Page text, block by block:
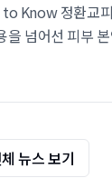
Know 정환교
을 넘어선 피부
적인 시술을 제공
뉴스 보기